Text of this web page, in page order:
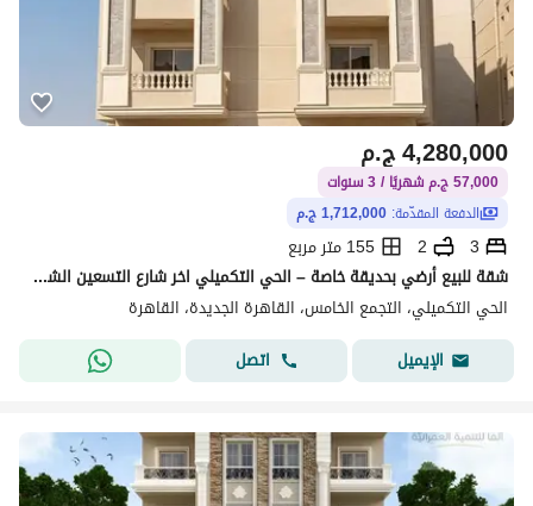
ج.م4,280,000
57,000 ج.م شهريًا / 3 سنوات
الدفعة المقدّمة: 1,712,000 ج.م
3
2
155 متر مربع
شقة للبيع أرضي بحديقة خاصة – الحي التكميلي اخر شارع التسعين الشمالي | استلام فوري
الحي التكميلي، التجمع الخامس، القاهرة الجديدة، القاهرة
الإيميل
اتصل